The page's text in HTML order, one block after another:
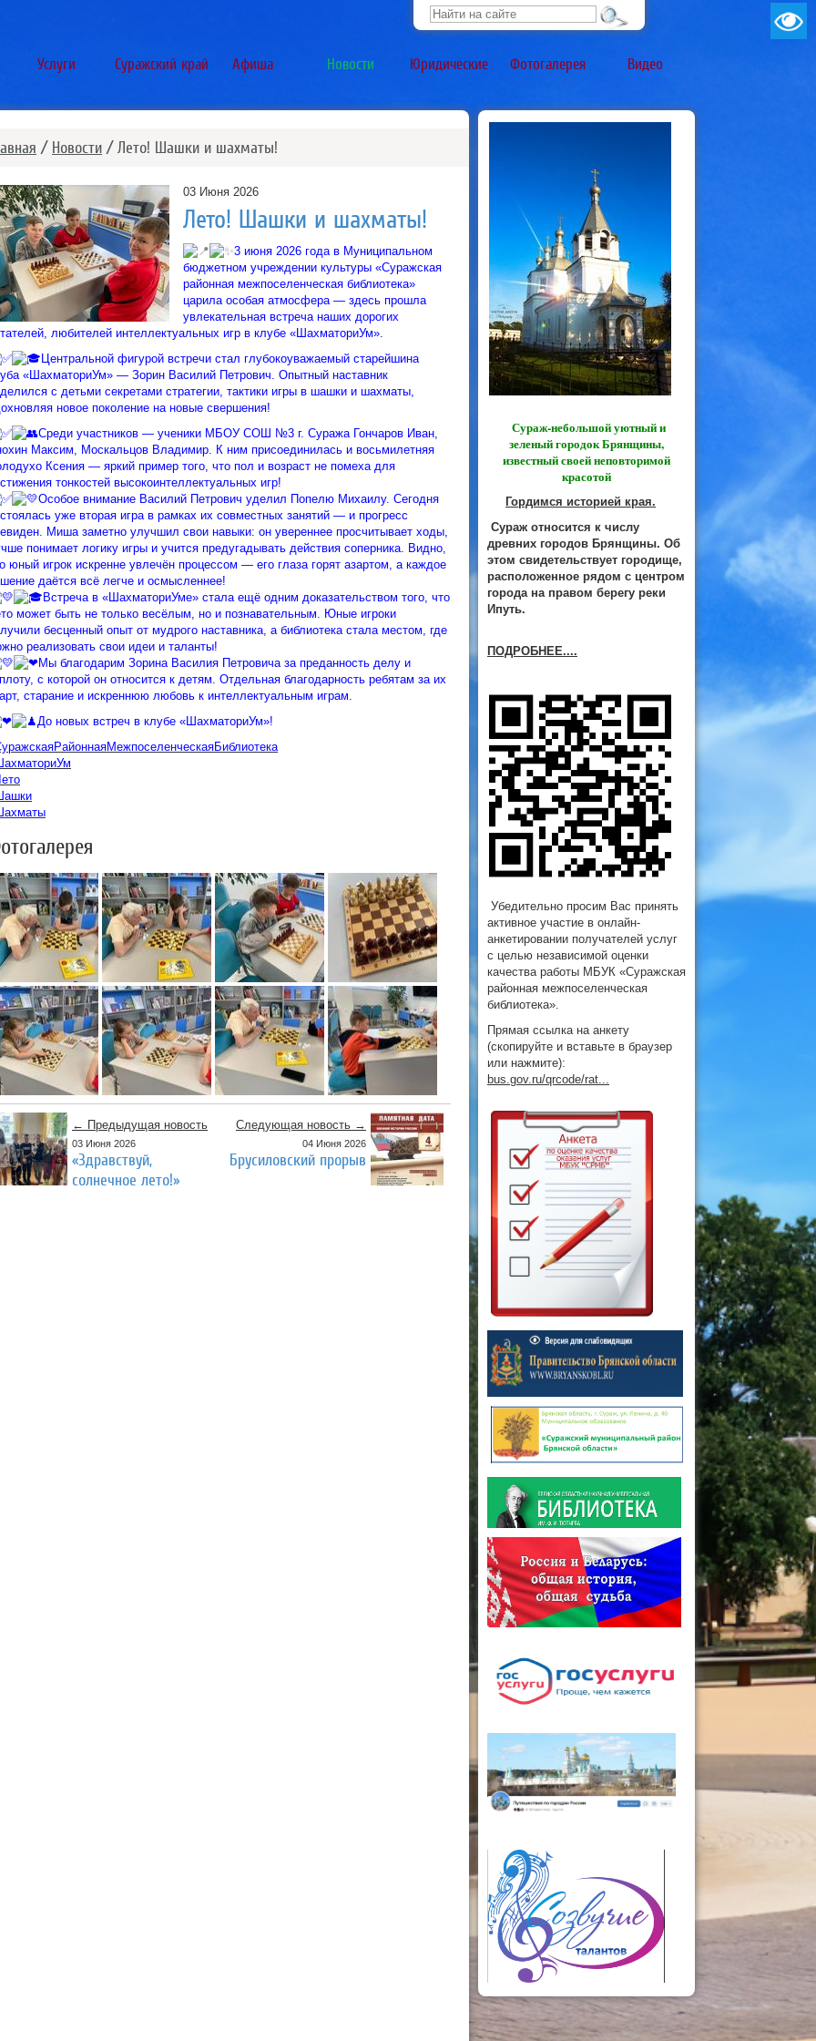
Услуги Суражский край Афиша Новости Юридические Фотогалерея Видео
/ Новости / Лето! Шашки и шахматы!
03 Июня 2026
Лето! Шашки и шахматы!
3 июня 2026 года в Муниципальном
бюджетном учреждении культуры «Суражская
районная межпоселенческая библиотека»
царила особая атмосфера — здесь прошла
увлекательная встреча наших дорогих
любителей интеллектуальных игр в клубе «ШахматориУм».
Центральной фигурой встречи стал глубокоуважаемый старейшина
«ШахматориУм» — Зорин Василий Петрович. Опытный наставник
с детьми секретами стратегии, тактики игры в шашки и шахматы,
новое поколение на новые свершения!
Среди участников — ученики МБОУ СОШ №3 г. Суража Гончаров Иван,
Максим, Москальцов Владимир. К ним присоединилась и восьмилетняя
Ксения — яркий пример того, что пол и возраст не помеха для
тонкостей высокоинтеллектуальных игр!
Особое внимание Василий Петрович уделил Попелю Михаилу. Сегодня
уже вторая игра в рамках их совместных занятий — и прогресс
Миша заметно улучшил свои навыки: он увереннее просчитывает ходы,
понимает логику игры и учится предугадывать действия соперника. Видно,
юный игрок искренне увлечён процессом — его глаза горят азартом, а каждое
даётся всё легче и осмысленнее!
Встреча в «ШахматориУме» стала ещё одним доказательством того, что
может быть не только весёлым, но и познавательным. Юные игроки
бесценный опыт от мудрого наставника, а библиотека стала местом, где
реализовать свои идеи и таланты!
Мы благодарим Зорина Василия Петровича за преданность делу и
с которой он относится к детям. Отдельная благодарность ребятам за их
старание и искреннюю любовь к интеллектуальным играм.
До новых встреч в клубе «ШахматориУм»!
← Предыдущая новость
03 Июня 2026
«Здравствуй,
солнечное лето!»
Следующая новость →
04 Июня 2026
Брусиловский прорыв
Сураж-небольшой уютный и
зеленый городок Брянщины,
известный своей неповторимой
красотой
Гордимся историей края.
Сураж относится к числу
древних городов Брянщины. Об
этом свидетельствует городище,
расположенное рядом с центром
города на правом берегу реки
Ипуть.
ПОДРОБНЕЕ....
Убедительно просим Вас принять
активное участие в онлайн-
анкетировании получателей услуг
с целью независимой оценки
качества работы МБУК «Суражская
районная межпоселенческая
библиотека».
Прямая ссылка на анкету
(скопируйте и вставьте в браузер
или нажмите):
bus.gov.ru/qrcode/rat...